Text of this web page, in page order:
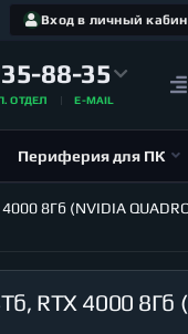
Вход в личный
88-35
ОТДЕЛ E-MAIL
Периферия для ПК
8Гб (NVIDIA